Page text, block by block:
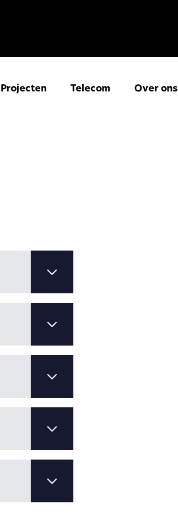
Projecten Telecom Over ons